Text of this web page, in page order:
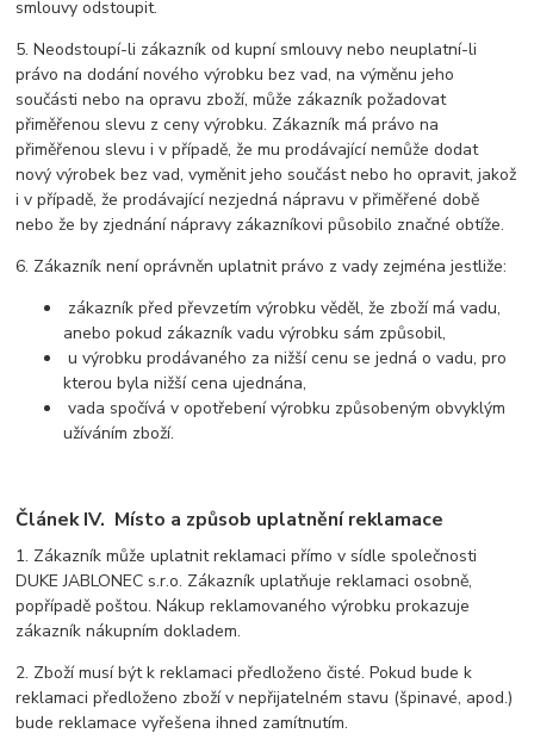
smlouvy odstoupit.
5. Neodstoupí-li zákazník od kupní smlouvy nebo neuplatní-li
právo na dodání nového výrobku bez vad, na výměnu jeho
součásti nebo na opravu zboží, může zákazník požadovat
přiměřenou slevu z ceny výrobku. Zákazník má právo na
přiměřenou slevu i v případě, že mu prodávající nemůže dodat
nový výrobek bez vad, vyměnit jeho součást nebo ho opravit, jakož
i v případě, že prodávající nezjedná nápravu v přiměřené době
nebo že by zjednání nápravy zákazníkovi působilo značné obtíže.
6. Zákazník není oprávněn uplatnit právo z vady zejména jestliže:
zákazník před převzetím výrobku věděl, že zboží má vadu,
anebo pokud zákazník vadu výrobku sám způsobil,
u výrobku prodávaného za nižší cenu se jedná o vadu, pro
kterou byla nižší cena ujednána,
vada spočívá v opotřebení výrobku způsobeným obvyklým
užíváním zboží.
Článek IV. Místo a způsob uplatnění reklamace
1. Zákazník může uplatnit reklamaci přímo v sídle společnosti
DUKE JABLONEC s.r.o. Zákazník uplatňuje reklamaci osobně,
popřípadě poštou. Nákup reklamovaného výrobku prokazuje
zákazník nákupním dokladem.
2. Zboží musí být k reklamaci předloženo čisté. Pokud bude k
reklamaci předloženo zboží v nepřijatelném stavu (špinavé, apod.)
bude reklamace vyřešena ihned zamítnutím.